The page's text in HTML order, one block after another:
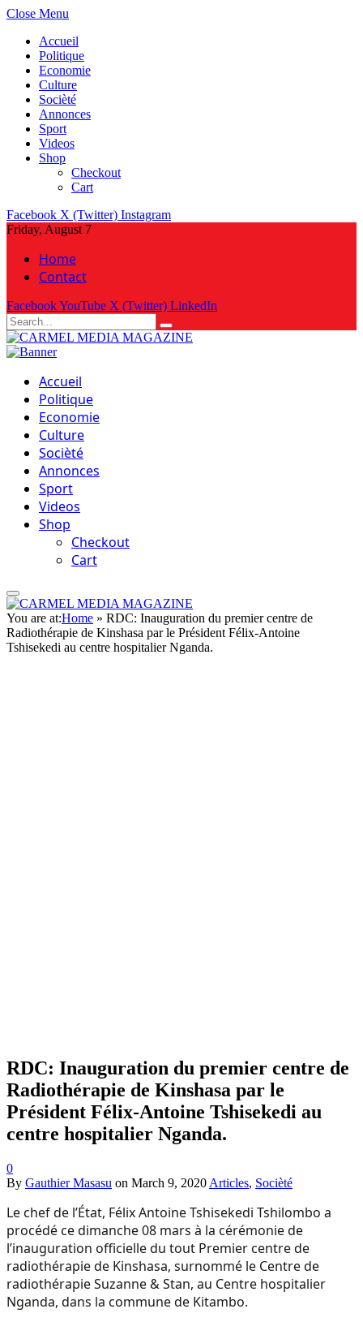
Close Menu
Accueil
Politique
Economie
Culture
Socièté
Annonces
Sport
Videos
Shop
Checkout
Cart
Facebook X (Twitter) Instagram
Friday, August 7
Home
Contact
FacebookYouTube X (Twitter) LinkedIn
Accueil
Politique
Economie
Culture
Socièté
Annonces
Sport
Videos
Shop
Checkout
Cart
You are at:Home » RDC: Inauguration du premier centre de
Radiothérapie de Kinshasa par le Président Félix-Antoine
Tshisekedi au centre hospitalier Nganda.
RDC: Inauguration du premier centre de
Radiothérapie de Kinshasa par le
Président Félix-Antoine Tshisekedi au
centre hospitalier Nganda.
0
By Gauthier Masasu on March 9, 2020 Articles, Socièté
Le chef de l’État, Félix Antoine Tshisekedi Tshilombo a
procédé ce dimanche 08 mars à la cérémonie de
l’inauguration officielle du tout Premier centre de
radiothérapie de Kinshasa, surnommé le Centre de
radiothérapie Suzanne & Stan, au Centre hospitalier
Nganda, dans la commune de Kitambo.